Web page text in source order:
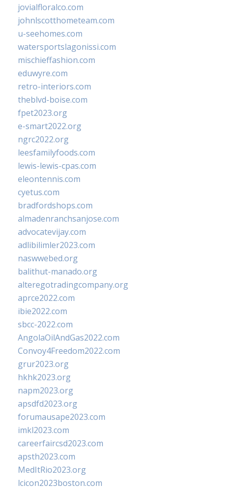
jovialfloralco.com
johnlscotthometeam.com
u-seehomes.com
watersportslagonissi.com
mischieffashion.com
eduwyre.com
retro-interiors.com
theblvd-boise.com
fpet2023.org
e-smart2022.org
ngrc2022.org
leesfamilyfoods.com
lewis-lewis-cpas.com
eleontennis.com
cyetus.com
bradfordshops.com
almadenranchsanjose.com
advocatevijay.com
adlibilimler2023.com
naswwebed.org
balithut-manado.org
alteregotradingcompany.org
aprce2022.com
ibie2022.com
sbcc-2022.com
AngolaOilAndGas2022.com
Convoy4Freedom2022.com
grur2023.org
hkhk2023.org
napm2023.org
apsdfd2023.org
forumausape2023.com
imkl2023.com
careerfaircsd2023.com
apsth2023.com
MedItRio2023.org
lcicon2023boston.com